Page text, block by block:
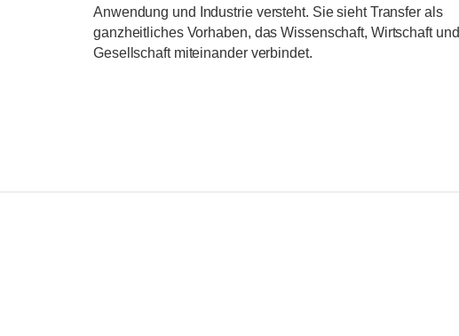
Anwendung und Industrie versteht. Sie sieht Transfer als
ganzheitliches Vorhaben, das Wissenschaft, Wirtschaft und
Gesellschaft miteinander verbindet.